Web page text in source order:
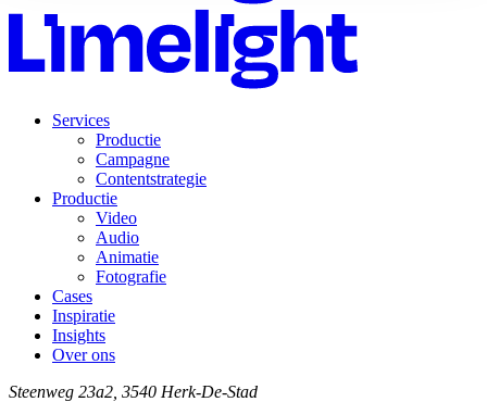
Services
Productie
Campagne
Contentstrategie
Productie
Video
Audio
Animatie
Fotografie
Cases
Inspiratie
Insights
Over ons
Steenweg 23a2, 3540 Herk-De-Stad